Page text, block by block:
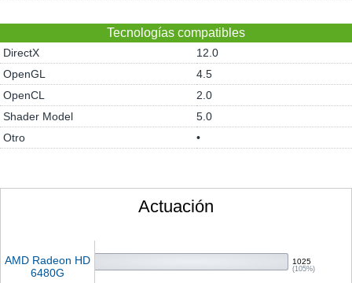
Tecnologías compatibles
DirectX
12.0
OpenGL
4.5
OpenCL
2.0
Shader Model
5.0
Otro
•
Actuación
AMD Radeon HD
6480G
1025
(105%)